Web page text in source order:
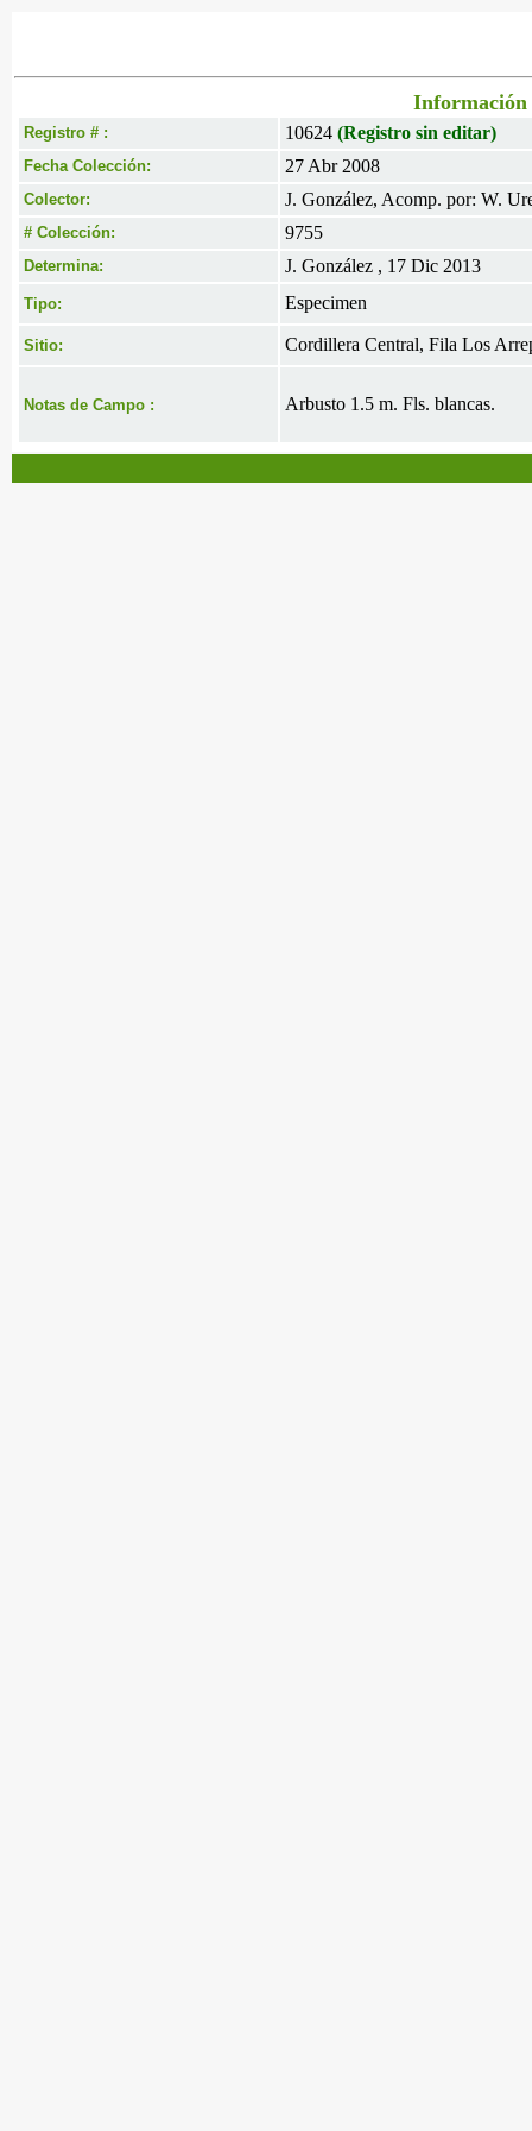
Información
Registro # : 10624 (Registro sin editar)
Fecha Colección: 27 Abr 2008
Colector: J. González, Acomp. por: W.
# Colección: 9755
Determina: J. González , 17 Dic 2013
Tipo: Especimen
Sitio: Cordillera Central, Fila Los
Notas de Campo : Arbusto 1.5 m. Fls. blancas.